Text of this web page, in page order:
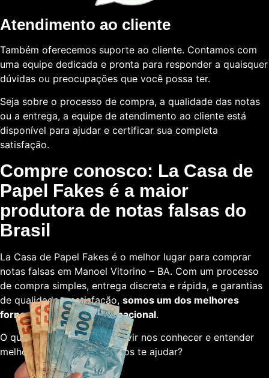
Atendimento ao cliente
Também oferecemos suporte ao cliente. Contamos com
uma equipe dedicada e pronta para responder a quaisquer
dúvidas ou preocupações que você possa ter.
Seja sobre o processo de compra, a qualidade das notas
ou a entrega, a equipe de atendimento ao cliente está
disponível para ajudar e certificar sua completa
satisfação.
Compre conosco: La Casa de
Papel Fakes é a maior
produtora de notas falsas do
Brasil
La Casa de Papel Fakes é o melhor lugar para comprar
notas falsas em Manoel Vitorino – BA. Com um processo
de compra simples, entrega discreta e rápida, e garantias
de qualidade e satisfação, somos um dos melhores
fornecedores em escala nacional.
O que está esperando para vir nos conhecer e entender
melhor sobre como podemos te ajudar?